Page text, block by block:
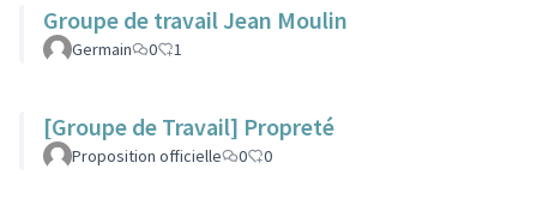
Groupe de travail Jean Moulin
Germain 0 1
[Groupe de Travail] Propreté
Proposition officielle 0 0